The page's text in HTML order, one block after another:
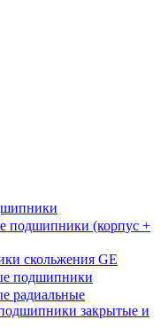
подшипники (корпус +
скольжения GE
подшипники
радиальные
закрытые и